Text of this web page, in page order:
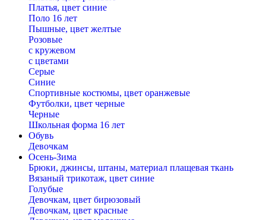
Платья, цвет синие
Поло 16 лет
Пышные, цвет желтые
Розовые
с кружевом
с цветами
Серые
Синие
Спортивные костюмы, цвет оранжевые
Футболки, цвет черные
Черные
Школьная форма 16 лет
Обувь
Девочкам
Осень-Зима
Брюки, джинсы, штаны, материал плащевая ткань
Вязаный трикотаж, цвет синие
Голубые
Девочкам, цвет бирюзовый
Девочкам, цвет красные